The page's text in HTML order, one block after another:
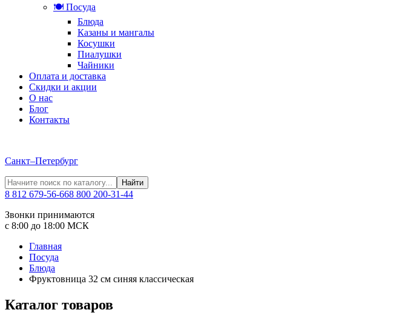
🍽️ Посуда
Блюда
Казаны и мангалы
Косушки
Пиалушки
Чайники
Оплата и доставка
Скидки и акции
О нас
Блог
Контакты
Санкт–Петербург
Найти
8 812 679-56-668 800 200-31-44
Звонки принимаются
с 8:00 до 18:00 МСК
Главная
Посуда
Блюда
Фруктовница 32 см синяя классическая
Каталог товаров